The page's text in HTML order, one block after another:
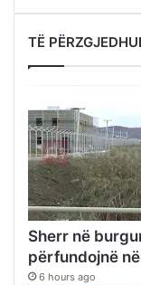
TË
Sherr në
përfundojnë
6 hours ago